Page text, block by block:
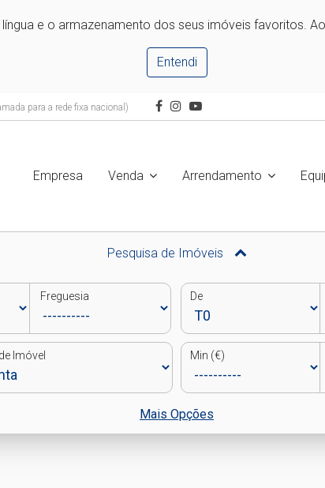
e o armazenamento dos seus imóveis favoritos.
Entendi
para a rede fixa nacional)
Empresa Venda Arrendamento
Pesquisa de Imóveis
Freguesia De
Imóvel Min (€)
Mais Opções